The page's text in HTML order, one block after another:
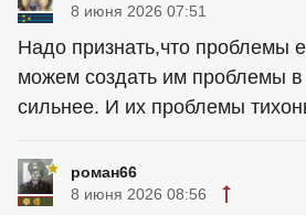
8 июня 2026 07:51
Надо признать,что проблемы
можем создать им проблемы в
сильнее. И их проблемы
роман66
8 июня 2026 08:56